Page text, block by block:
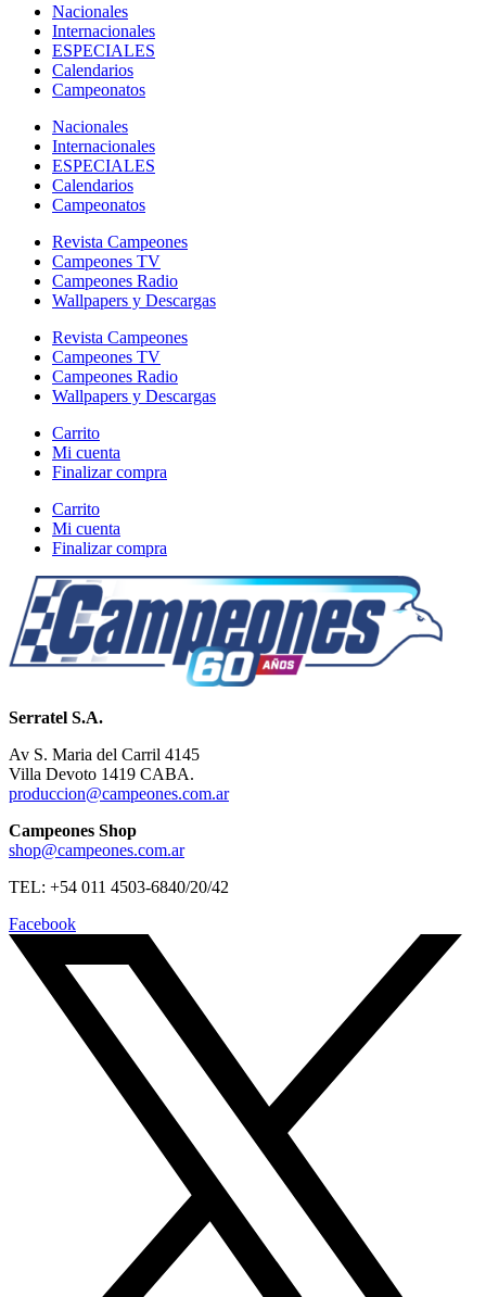
Nacionales
Internacionales
ESPECIALES
Calendarios
Campeonatos
Nacionales
Internacionales
ESPECIALES
Calendarios
Campeonatos
Revista Campeones
Campeones TV
Campeones Radio
Wallpapers y Descargas
Revista Campeones
Campeones TV
Campeones Radio
Wallpapers y Descargas
Carrito
Mi cuenta
Finalizar compra
Carrito
Mi cuenta
Finalizar compra
Serratel S.A.
Av S. Maria del Carril 4145
Villa Devoto 1419 CABA.
produccion@campeones.com.ar
Campeones Shop
shop@campeones.com.ar
TEL: +54 011 4503-6840/20/42
Facebook